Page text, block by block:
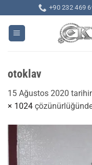
atla
+90 232 469
otoklav
15 Ağustos 2020
× 1024